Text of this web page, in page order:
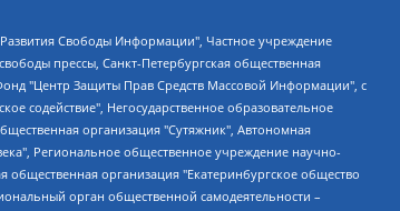
Малкова Ирина Владимировна, Мурадов Мурад Абдулгалимович, Осетинская Елизавета Николаевна, Понасенков Евгений Николаевич, Ганапольский Матвей Юрьевич, Киселев Евгений Алексеевич, Борухович Ирина Григорьевна, Дремин Иван Тимофеевич, Дубровский Дмитрий Викторович, Красноярская региональная общественная организация поддержки и развития альтернативных образовательных технологий и межкультурных коммуникаций "ИНТЕРРА", Маяковская Екатерина Алексеевна, Фейгин Марк Захарович, Филимонов Андрей Викторович, Дзугкоева Регина Николаевна, Доброхотов Роман Александрович, Дудь Юрий Александрович, Елкин Сергей Владимирович, Кругликов Кирилл Игоревич, Сабунаева Мария Леонидовна, Семенов Алексей Владимирович, Шаинян Карен Багратович, Шульман Екатерина Михайловна, Асафьев Артур Валерьевич, Вахштайн Виктор Семенович, Венедиктов Алексей Алексеевич, Лушникова Екатерина Евгеньевна, Волков Леонид Михайлович, Невзоров Александр Глебович, Пархоменко Сергей Борисович, Сироткин Ярослав Николаевич, Кара-Мурза Владимир Владимирович, Баранова Наталья Владимировна, Гозман Леонид Яковлевич, Кагарлицкий Борис Юльевич, Климарев Михаил Валерьевич, Милов Владимир Станиславович, Автономная некоммерческая организация Краснодарский центр современного искусства "Типография", Моргенштерн Алишер Тагирович, Соболь Любовь Эдуардовна, Общество с ограниченной ответственностью "ЛИЗА НОРМ", Каспаров Гарри Кимович, Ходорковский Михаил Борисович, Общество с ограниченной ответственностью "Апрельские тезисы", Данилович Ирина Брониславовна, Кашин Олег Владимирович, Петров Николай Владимирович, Пивоваров Алексей Владимирович, Соколов Михаил Владимирович, Цветкова Юлия Владимировна, Чичваркин Евгений Александрович, Комитет против пыток/Команда против пыток, Общество с ограниченной ответственностью "Первый научный", Общество с ограниченной ответственностью "Вертолет и ко", Белоцерковская Вероника Борисовна, Кац Максим Евгеньевич, Лазарева Татьяна Юрьевна, Шаведдинов Руслан Табризович, Яшин Илья Валерьевич, Общество с ограниченной ответственностью "Иноагент ААВ", Алешковский Дмитрий Петрович, Альбац Евгения Марковна, Быков Дмитрий Львович, Галямина Юлия Евгеньевна, Лойко Сергей Леонидович, Мартынов Кирилл Константинович, Медведев Сергей Александрович, Крашенинников Федор Геннадиевич, Гордеева Катерина Вл